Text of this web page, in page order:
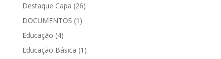
Destaque Capa (26)
DOCUMENTOS (1)
Educação (4)
Educação Básica (1)